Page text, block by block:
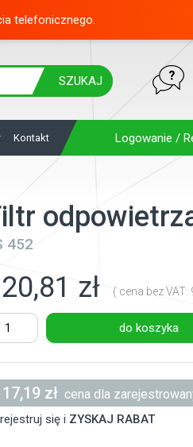
telefonicznego.
SZUKAJ
Kontakt Logowanie /
452
zł ( cena bez VAT:
do koszyka
zł cena dla
się i ZYSKAJ RABAT